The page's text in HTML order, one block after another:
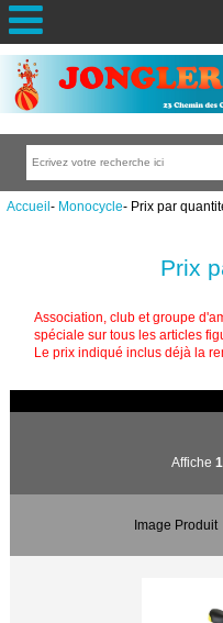
Accueil- Monocycle- Prix par
Prix
Association, club et groupe
spéciale sur tous les articles
Le prix indiqué inclus déjà la
Affiche 1
Image Produit